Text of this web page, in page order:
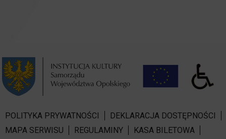
POLITYKA PRYWATNOŚCI
DEKLARACJA DOSTĘPNOŚCI
MAPA SERWISU
REGULAMINY KASA BILETOWA